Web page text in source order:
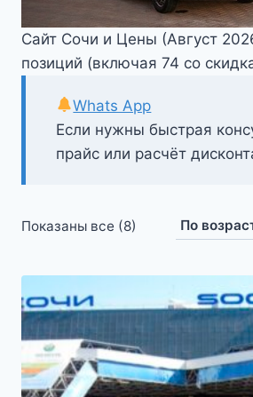
Сайт Сочи и Цены (Август
позиций (включая 74 со
Если нужны быстрая
прайс или расчёт
Whats App
Показаны все (8)
возрастанию